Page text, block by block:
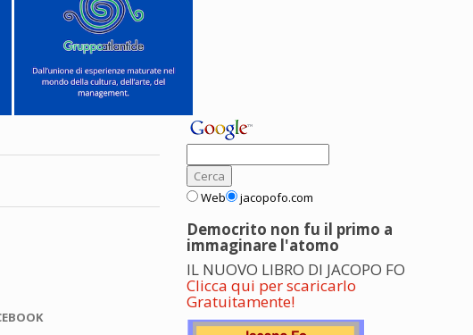
Web jacopofo.com
Democrito non fu il primo a
immaginare l'atomo
IL NUOVO LIBRO DI JACOPO FO
Clicca qui per scaricarlo
Gratuitamente!